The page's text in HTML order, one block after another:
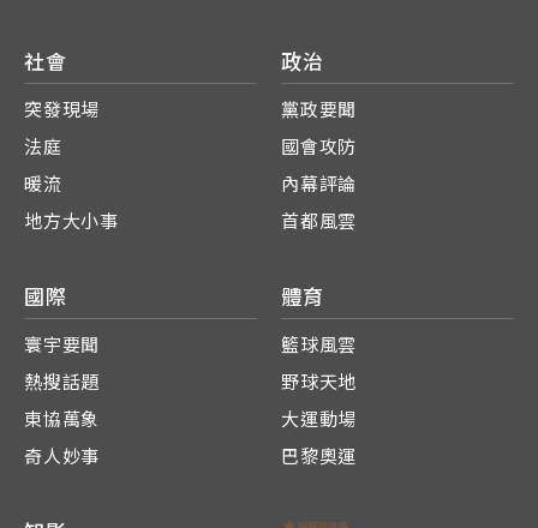
社會
突發現場
法庭
暖流
地方大小事
政治
黨政要聞
國會攻防
內幕評論
首都風雲
國際
寰宇要聞
熱搜話題
東協萬象
奇人妙事
體育
籃球風雲
野球天地
大運動場
巴黎奧運